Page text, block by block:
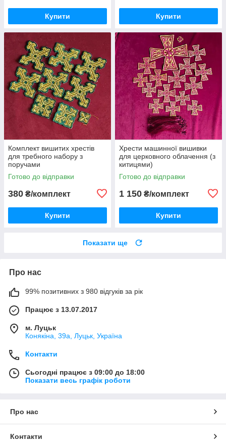
Купити Купити
Комплект вишитих хрестів
для требного набору з
поручами
Готово до відправки
380 ₴/комплект
Купити
Хрести машинної вишивки
для церковного облачення (з
китицями)
Готово до відправки
1 150 ₴/комплект
Купити
Показати ще
Про нас
99% позитивних з 980 відгуків за рік
Працює з 13.07.2017
м. Луцьк
Конякіна, 39а, Луцьк, Україна
Контакти
Сьогодні працює з 09:00 до 18:00
Показати весь графік роботи
Про нас
Контакти